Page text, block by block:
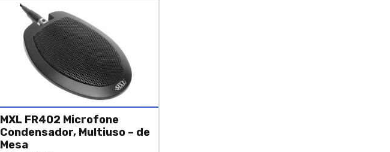
MXL FR402 Microfone
Condensador, Multiuso – de
Mesa